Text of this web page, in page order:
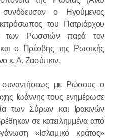
ο Ηγούμενος
του Πατριάρχου
των Ρωσσιών παρά τον
και ο Πρέσβης της Ρωσικής
κ. Α. Ζασύπκιν.
συναντήσεως με Ρώσους ο
Ιωάννης τους ενημέρωσε
των Σύρων και Ιρακινών
σε κατειλημμένα από
«Ισλαμικό κράτος»